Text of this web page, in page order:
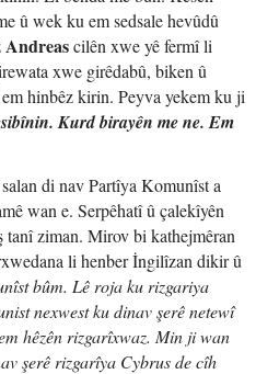
û wek ku em sedsale hevûdû
Andreascilên xwe yê fermî li
xwe girêdabû, biken û
hinbêz kirin. Peyva yekem ku ji
Kurd birayên me ne. Em
di nav Partîya Komunîst a
wan e. Serpêhatî û çalekîyên
ziman. Mirov bi kathejmêran
li henber İngilîzan dikir û
bûm. Lê roja ku rizgariya
nexwest ku dinav şerê netewî
hêzên rizgarîxwaz. Min ji wan
şerê rizgarîya Cybrus de cîh